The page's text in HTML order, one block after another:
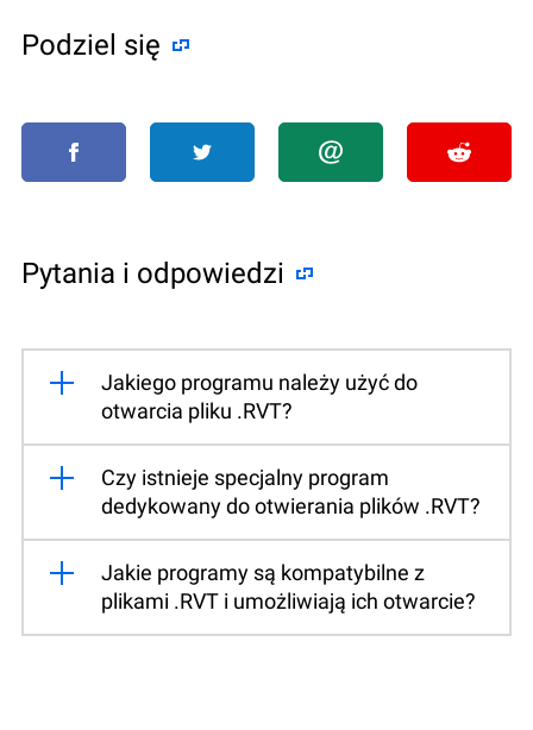
Podziel się
Pytania i odpowiedzi
Jakiego programu należy użyć do
otwarcia pliku .RVT?
Czy istnieje specjalny program
dedykowany do otwierania plików .RVT?
Jakie programy są kompatybilne z
plikami .RVT i umożliwiają ich otwarcie?